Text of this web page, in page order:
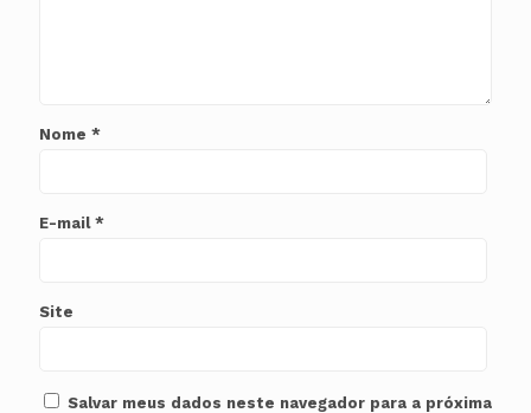
Nome *
E-mail *
Site
Salvar meus dados neste navegador para a próxima